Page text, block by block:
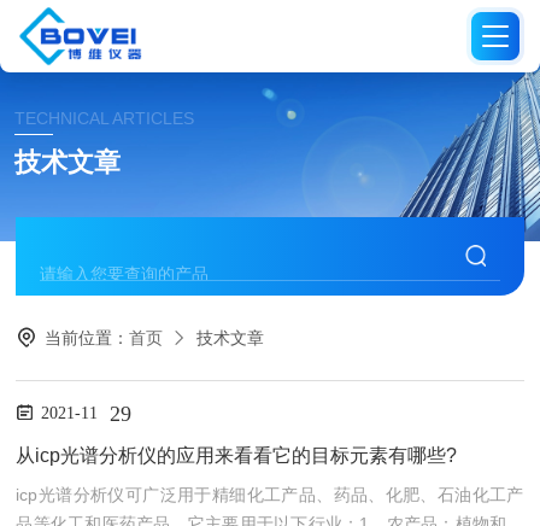
TECHNICAL ARTICLES
技术文章
当前位置：首页 技术文章
2021-11 29
从icp光谱分析仪的应用来看看它的目标元素有哪些?
icp光谱分析仪可广泛用于精细化工产品、药品、化肥、石油化工产